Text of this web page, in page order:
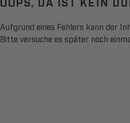
Aufgrund eines Fehlers kann der
Bitte versuche es später noch